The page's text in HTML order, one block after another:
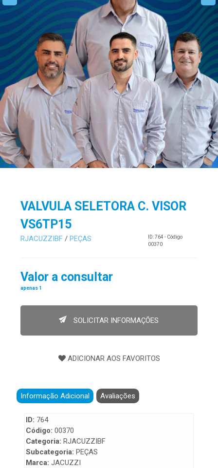
VALVULA SELETORA C. VISOR
VS6TP15
RJACUZZIBF/ PEÇAS
ID: 764 - Código
00370
Valor a consultar
apenas 1
SOLICITAR INFORMAÇÕES
Informação Adicional Avaliações
ID: 764
Código: 00370
Categoria: RJACUZZIBF
Subcategoria: PEÇAS
Marca: JACUZZI